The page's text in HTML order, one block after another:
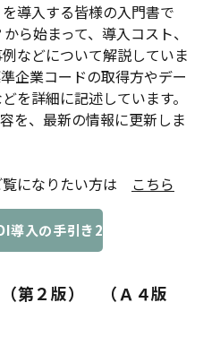
導入する皆様の入門書で
始まって、導入コスト、
などについて解説していま
企業コードの取得方やデー
を詳細に記述しています。
を、最新の情報に更新しま
になりたい方は こちら
導入の手引き2
（第２版） （Ａ４版